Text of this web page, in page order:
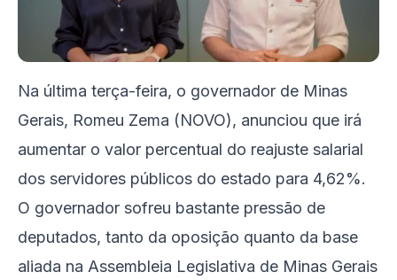
Na última terça-feira, o governador de Minas
Gerais, Romeu Zema (NOVO), anunciou que irá
aumentar o valor percentual do reajuste salarial
dos servidores públicos do estado para 4,62%.
O governador sofreu bastante pressão de
deputados, tanto da oposição quanto da base
aliada na Assembleia Legislativa de Minas Gerais